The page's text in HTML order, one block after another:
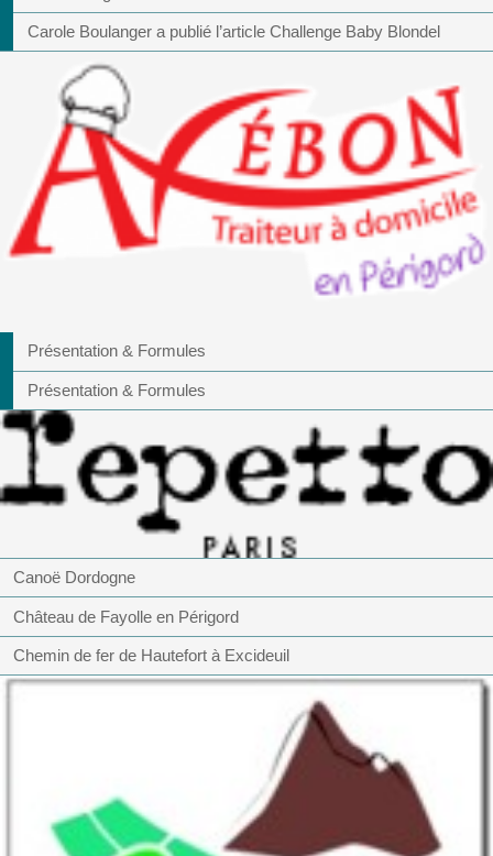
Carole Boulanger a publié l’article Challenge Baby Blondel
Présentation & Formules
Présentation & Formules
Canoë Dordogne
Château de Fayolle en Périgord
Chemin de fer de Hautefort à Excideuil